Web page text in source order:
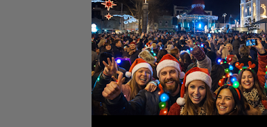
M
e
n
s
a
g
#AGENDACULTURAL2025
#MONTIJO #MÚSICA